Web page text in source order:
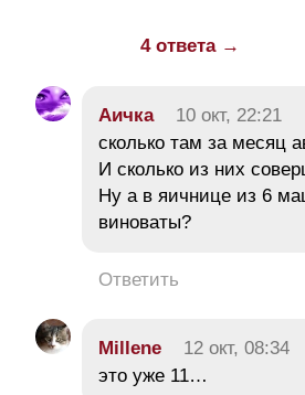
4 ответа →
Аичка 10 окт, 22:21
сколько там за месяц
И сколько из них
Ну а в яичнице из 6
виноваты?
Ответить
Millene 12 окт, 08:34
это уже 11…